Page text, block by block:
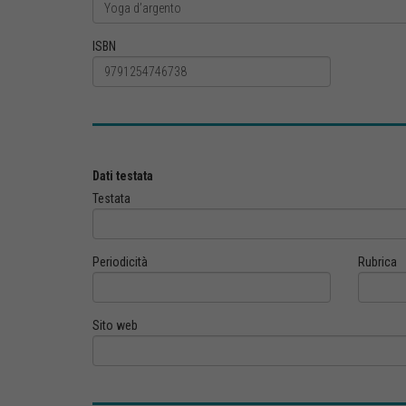
ISBN
Dati testata
Testata
Periodicità Rubrica
Sito web